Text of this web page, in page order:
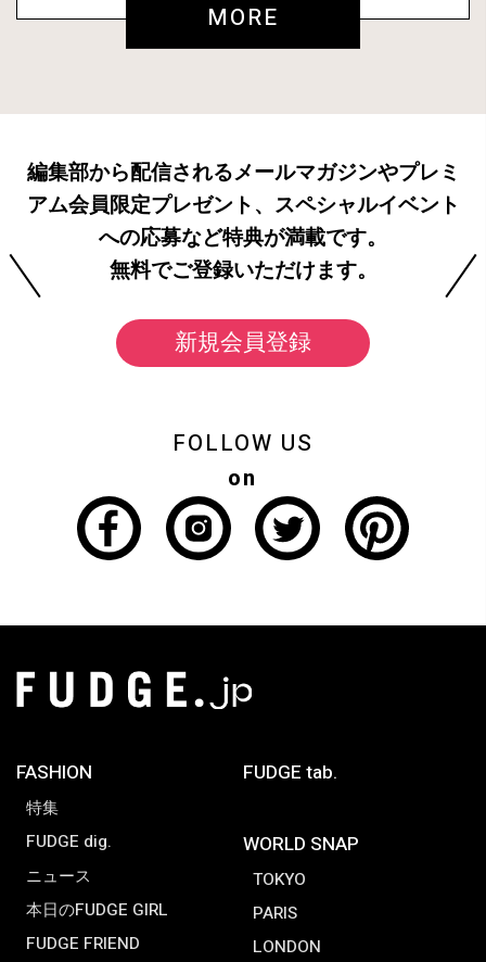
MORE
編集部から配信されるメールマガジンやプレミ
アム会員限定プレゼント、スペシャルイベント
への応募など特典が満載です。
無料でご登録いただけます。
新規会員登録
FOLLOW US
on
FASHION
特集
FUDGE dig.
ニュース
本日のFUDGE GIRL
FUDGE FRIEND
FUDGE tab.
WORLD SNAP
TOKYO
PARIS
LONDON